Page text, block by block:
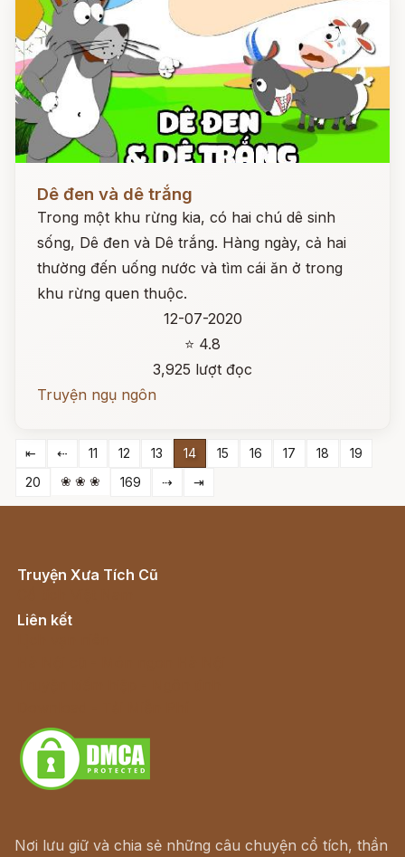
Dê đen và dê trắng
Trong một khu rừng kia, có hai chú dê sinh
sống, Dê đen và Dê trắng. Hàng ngày, cả hai
thường đến uống nước và tìm cái ăn ở trong
khu rừng quen thuộc.
12-07-2020
⭐ 4.8
3,925 lượt đọc
Truyện ngụ ngôn
⇤ ⇠ 11 12 13 14 15 16 17 18
19
20
❀ ❀ ❀ 169 ⇢ ⇥
Truyện Xưa Tích Cũ
Liên kết
Nơi lưu giữ và chia sẻ những câu chuyện cổ tích, thần